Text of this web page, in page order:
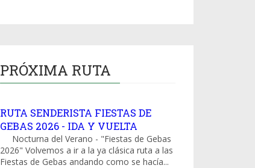
PRÓXIMA RUTA
RUTA SENDERISTA FIESTAS DE
GEBAS 2026 - IDA Y VUELTA
Nocturna del Verano - "Fiestas de Gebas
2026" Volvemos a ir a la ya clásica ruta a las
Fiestas de Gebas andando como se hacía...